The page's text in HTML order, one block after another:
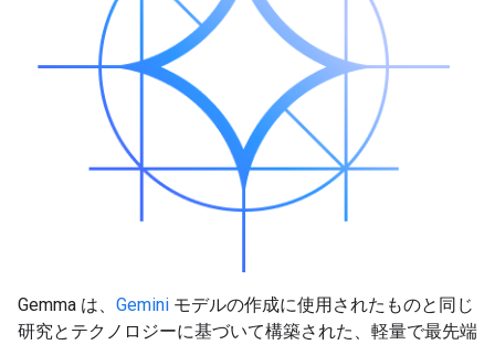
Gemma は、 Gemini モデルの作成に使用されたものと同じ
研究とテクノロジーに基づいて構築された、軽量で最先端